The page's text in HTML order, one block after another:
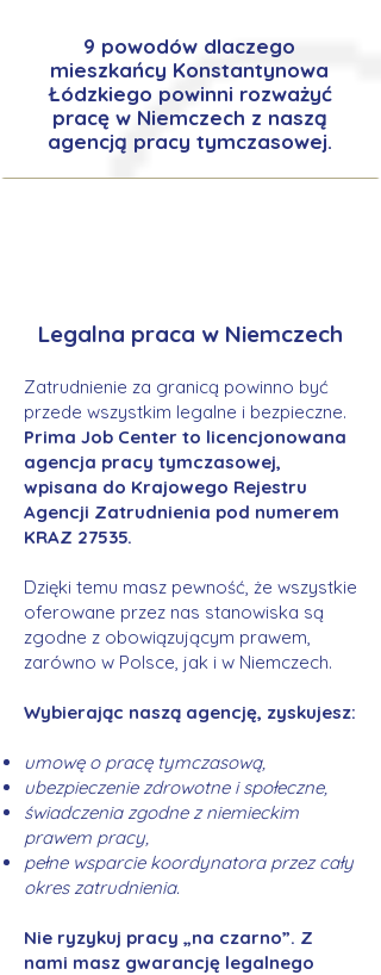
9 powodów dlaczego
mieszkańcy Konstantynowa
Łódzkiego powinni rozważyć
pracę w Niemczech z naszą
agencją pracy tymczasowej.
Legalna praca w Niemczech
Zatrudnienie za granicą powinno być
przede wszystkim legalne i bezpieczne.
Prima Job Center to licencjonowana
agencja pracy tymczasowej,
wpisana do Krajowego Rejestru
Agencji Zatrudnienia pod numerem
KRAZ 27535.
Dzięki temu masz pewność, że wszystkie
oferowane przez nas stanowiska są
zgodne z obowiązującym prawem,
zarówno w Polsce, jak i w Niemczech.
Wybierając naszą agencję, zyskujesz:
umowę o pracę tymczasową,
ubezpieczenie zdrowotne i społeczne,
świadczenia zgodne z niemieckim
prawem pracy,
pełne wsparcie koordynatora przez cały
okres zatrudnienia.
Nie ryzykuj pracy „na czarno”. Z
nami masz gwarancję legalnego